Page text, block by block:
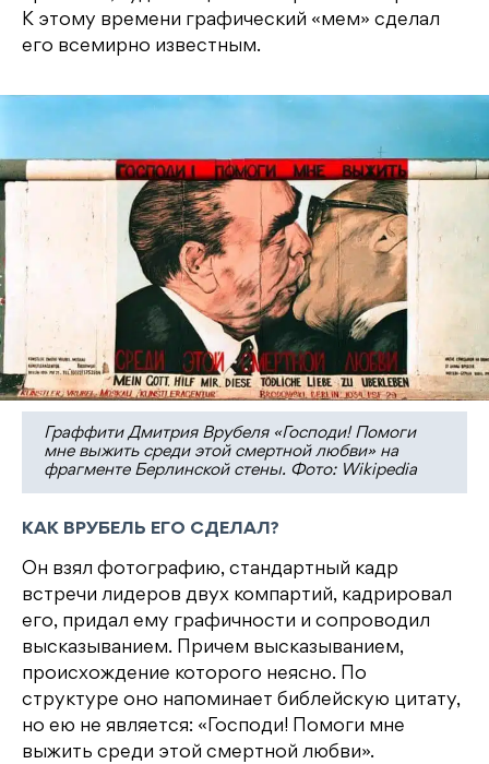
К этому времени графический «мем» сделал
его всемирно известным.
Граффити Дмитрия Врубеля «Господи! Помоги
мне выжить среди этой смертной любви» на
фрагменте Берлинской стены. Фото: Wikipedia
КАК ВРУБЕЛЬ ЕГО СДЕЛАЛ?
Он взял фотографию, стандартный кадр
встречи лидеров двух компартий, кадрировал
его, придал ему графичности и сопроводил
высказыванием. Причем высказыванием,
происхождение которого неясно. По
структуре оно напоминает библейскую цитату,
но ею не является: «Господи! Помоги мне
выжить среди этой смертной любви».